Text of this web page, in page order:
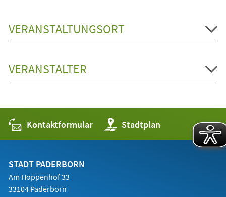
VERANSTALTUNGSORT
VERANSTALTER
Kontaktformular Stadtplan
(Öffnet
in
einem
STADT PADERBORN
Am Hoppenhof 33
33104 Paderborn